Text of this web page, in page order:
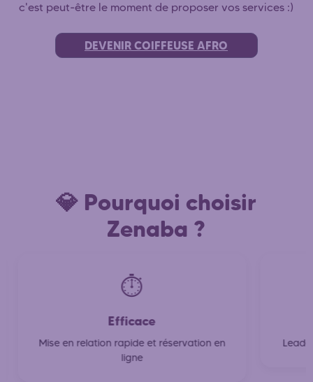
c'est peut-être le moment de proposer vos services :)
DEVENIR COIFFEUSE AFRO
💎 Pourquoi choisir
Zenaba ?
⏱️
Efficace
Mise en relation rapide et réservation en
ligne